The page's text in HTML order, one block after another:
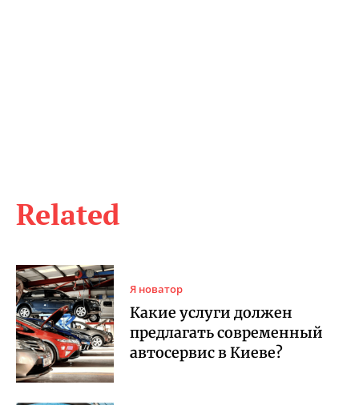
Related
Я новатор
Какие услуги должен
предлагать современный
автосервис в Киеве?